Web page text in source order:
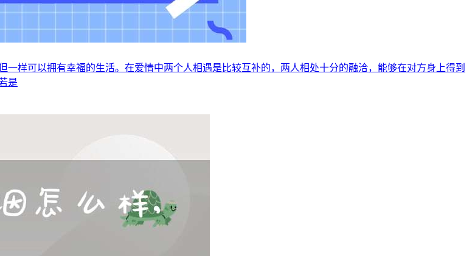
样可以拥有幸福的生活。在爱情中两个人相遇是比较互补的，两人相处十分的融洽，能够在对方身上得到
是